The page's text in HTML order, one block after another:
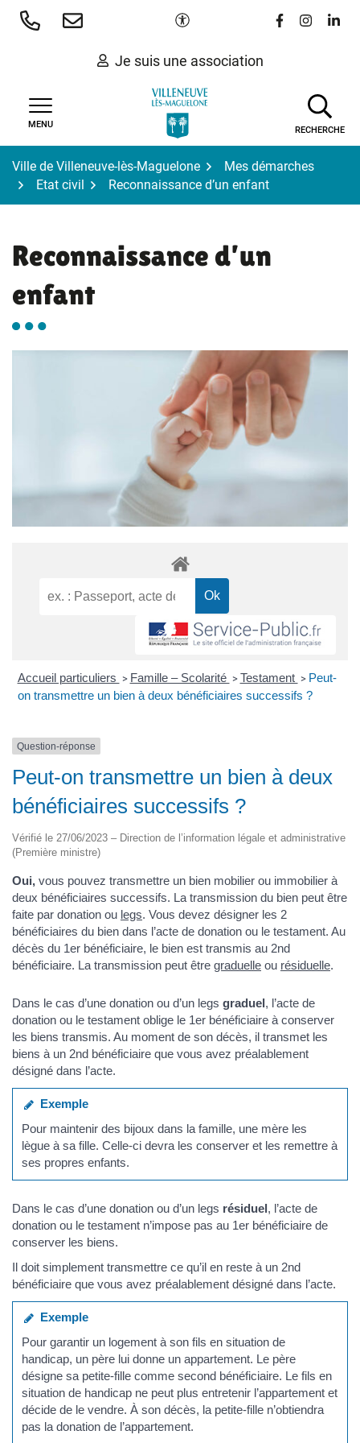
Aller
Paramètres d'accessibilité
Lien vers le
Lien vers
Lien
Je suis une association
MENU
RECHERCHE
Ville de Villeneuve-lès-Maguelone
Mes démarches
Etat civil
Reconnaissance d’un enfant
Reconnaissance d’un
enfant
Accueil particuliers > Famille – Scolarité > Testament > Peut-
on transmettre un bien à deux bénéficiaires successifs ?
Question-réponse
Peut-on transmettre un bien à deux
bénéficiaires successifs ?
Vérifié le 27/06/2023 – Direction de l’information légale et administrative
(Première ministre)
Oui, vous pouvez transmettre un bien mobilier ou immobilier à
deux bénéficiaires successifs. La transmission du bien peut être
faite par donation ou legs. Vous devez désigner les 2
bénéficiaires du bien dans l’acte de donation ou le testament. Au
décès du 1er bénéficiaire, le bien est transmis au 2nd
bénéficiaire. La transmission peut être graduelle ou résiduelle.
Dans le cas d’une donation ou d’un legs graduel, l’acte de
donation ou le testament oblige le 1er bénéficiaire à conserver
les biens transmis. Au moment de son décès, il transmet les
biens à un 2nd bénéficiaire que vous avez préalablement
désigné dans l’acte.
Exemple
Pour maintenir des bijoux dans la famille, une mère les
lègue à sa fille. Celle-ci devra les conserver et les remettre à
ses propres enfants.
Dans le cas d’une donation ou d’un legs résiduel, l’acte de
donation ou le testament n’impose pas au 1er bénéficiaire de
conserver les biens.
Il doit simplement transmettre ce qu’il en reste à un 2nd
bénéficiaire que vous avez préalablement désigné dans l’acte.
Exemple
Pour garantir un logement à son fils en situation de
handicap, un père lui donne un appartement. Le père
désigne sa petite-fille comme second bénéficiaire. Le fils en
situation de handicap ne peut plus entretenir l’appartement et
décide de le vendre. À son décès, la petite-fille n’obtiendra
pas la donation de l’appartement.